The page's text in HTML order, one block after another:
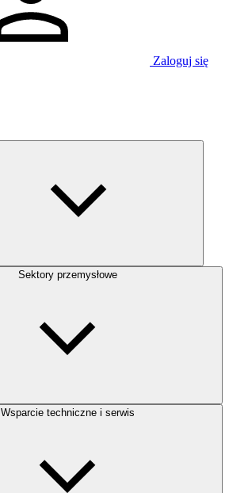
Zaloguj się
Sektory przemysłowe
Wsparcie techniczne i serwis